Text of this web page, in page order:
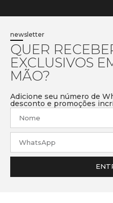
newsletter
QUER
EXCLUSIVOS
MÃO?
Adicione seu número de
desconto e promoções